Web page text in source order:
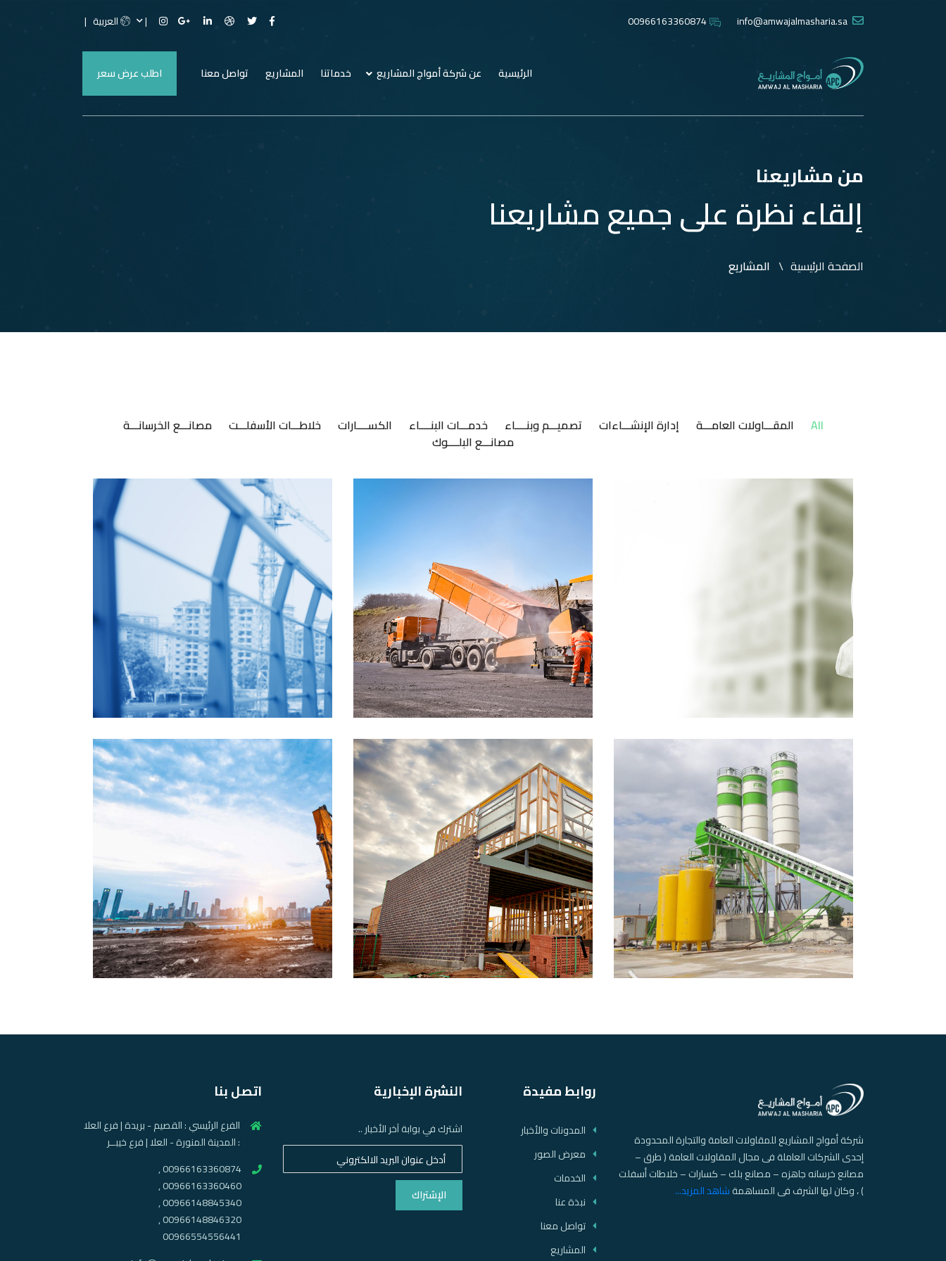
00966163360874 العربية
الرئيسية عن شركة أمواج المشاريع خدماتنا المشاريع تواصل معنا اطلب عرض سعر
من مشاريعنا
إلقاء نظرة على جميع مشاريعنا
الصفحة الرئيسية المشاريع
All المقـــاولات العامـــة إدارة الإنشـــاءات تصميـــم وبنــــاء خدمـــات البنــــاء الكســــارات خلاطـــات الأسفلـــت
مصانـــع الخرسانـــة
مصانـــع البلــــوك
شركة أمواج المشاريع للمقاولات العامة والتجارة المحدودة
إحدى الشركات العاملة فى مجال المقاولات العامة ( طرق –
مصانع خرسانه جاهزه – مصانع بلك – كسارات – خلاطات أسفلت
) ، وكان لها الشرف فى المساهمةشاهد المزيد...
روابط مفيدة
المدونات والأخبار
معرض الصور
الخدمات
نبذة عنا
تواصل معنا
المشاريع
النشرة الإخبارية
اشترك في بوابة آخر الأخبار ..
الإشتراك
اتصل بنا
الفرع الرئيسي : القصيم - بريدة | فرع العلا
: المدينة المنورة - العلا | فرع خيبــر
00966163360874 ,
00966163360460 ,
00966148845340 ,
00966148846320 ,
00966554556441